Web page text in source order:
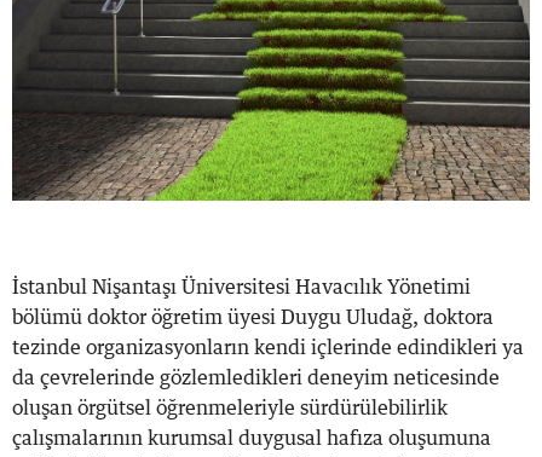
İstanbul Nişantaşı Üniversitesi Havacılık Yönetimi
bölümü doktor öğretim üyesi Duygu Uludağ, doktora
tezinde organizasyonların kendi içlerinde edindikleri ya
da çevrelerinde gözlemledikleri deneyim neticesinde
oluşan örgütsel öğrenmeleriyle sürdürülebilirlik
çalışmalarının kurumsal duygusal hafıza oluşumuna